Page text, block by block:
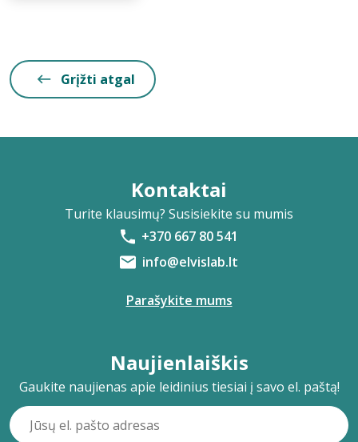
Grįžti atgal
Kontaktai
Turite klausimų? Susisiekite su mumis
+370 667 80 541
info@elvislab.lt
Parašykite mums
Naujienlaiškis
Gaukite naujienas apie leidinius tiesiai į savo el. paštą!